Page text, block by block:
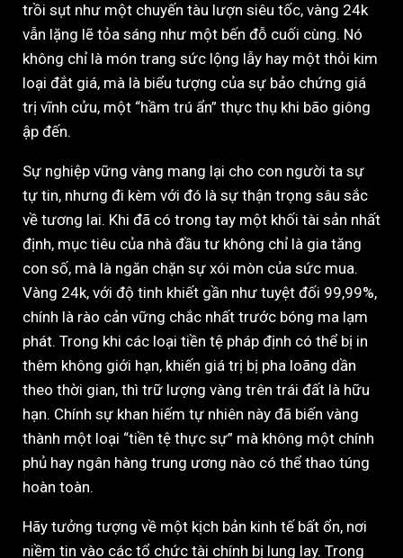
trồi sụt như một chuyến tàu lượn siêu tốc, vàng 24k
vẫn lặng lẽ tỏa sáng như một bến đỗ cuối cùng. Nó
không chỉ là món trang sức lộng lẫy hay một thỏi kim
loại đắt giá, mà là biểu tượng của sự bảo chứng giá
trị vĩnh cửu, một “hầm trú ẩn” thực thụ khi bão giông
ập đến.
Sự nghiệp vững vàng mang lại cho con người ta sự
tự tin, nhưng đi kèm với đó là sự thận trọng sâu sắc
về tương lai. Khi đã có trong tay một khối tài sản nhất
định, mục tiêu của nhà đầu tư không chỉ là gia tăng
con số, mà là ngăn chặn sự xói mòn của sức mua.
Vàng 24k, với độ tinh khiết gần như tuyệt đối 99,99%,
chính là rào cản vững chắc nhất trước bóng ma lạm
phát. Trong khi các loại tiền tệ pháp định có thể bị in
thêm không giới hạn, khiến giá trị bị pha loãng dần
theo thời gian, thì trữ lượng vàng trên trái đất là hữu
hạn. Chính sự khan hiếm tự nhiên này đã biến vàng
thành một loại “tiền tệ thực sự” mà không một chính
phủ hay ngân hàng trung ương nào có thể thao túng
hoàn toàn.
Hãy tưởng tượng về một kịch bản kinh tế bất ổn, nơi
niềm tin vào các tổ chức tài chính bị lung lay. Trong